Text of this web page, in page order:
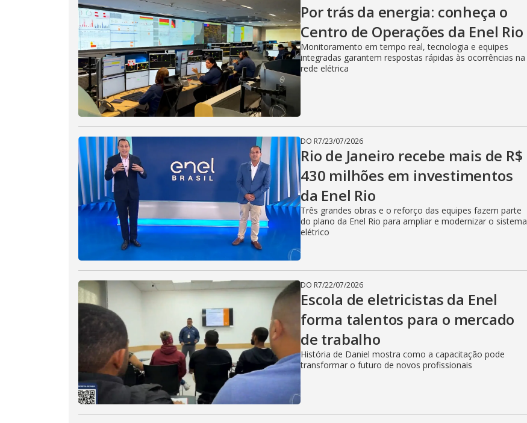
i
d
e
o
Por trás da energia: conheça o
Centro de Operações da Enel Rio
Monitoramento em tempo real, tecnologia e equipes
integradas garantem respostas rápidas às ocorrências na
rede elétrica
DO R7/23/07/2026
Rio de Janeiro recebe mais de R$
430 milhões em investimentos
da Enel Rio
Três grandes obras e o reforço das equipes fazem parte
do plano da Enel Rio para ampliar e modernizar o sistema
elétrico
DO R7/22/07/2026
Escola de eletricistas da Enel
forma talentos para o mercado
de trabalho
História de Daniel mostra como a capacitação pode
transformar o futuro de novos profissionais